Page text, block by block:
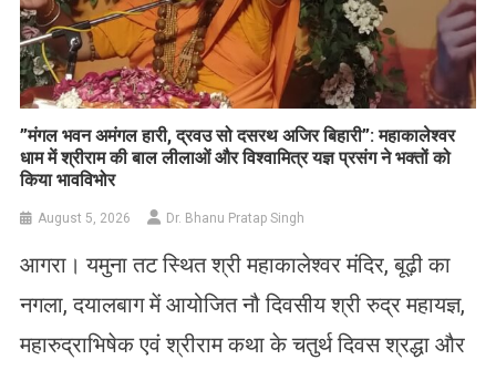
​”मंगल भवन अमंगल हारी, द्रवउ सो दसरथ अजिर बिहारी”: महाकालेश्वर
धाम में श्रीराम की बाल लीलाओं और विश्वामित्र यज्ञ प्रसंग ने भक्तों को
किया भावविभोर
August 5, 2026 Dr. Bhanu Pratap Singh
आगरा। यमुना तट स्थित श्री महाकालेश्वर मंदिर, बूढ़ी का
नगला, दयालबाग में आयोजित नौ दिवसीय श्री रुद्र महायज्ञ,
महारुद्राभिषेक एवं श्रीराम कथा के चतुर्थ दिवस श्रद्धा और